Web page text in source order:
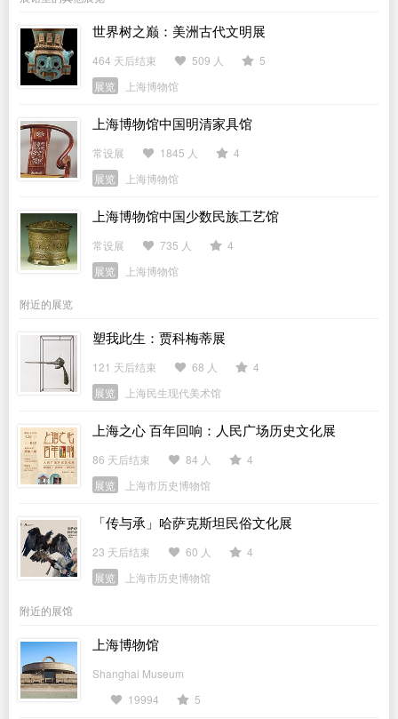
世界树之巅：美洲古代文明展
464 天后结束 509 人
5
展览
上海博物馆
上海博物馆中国明清家具馆
常设展 1845 人
4
展览
上海博物馆
上海博物馆中国少数民族工艺馆
常设展 735 人
4
展览
上海博物馆
附近的展览
塑我此生：贾科梅蒂展
121 天后结束 68 人
4
展览
上海民生现代美术馆
上海之心 百年回响：人民广场历史文化展
86 天后结束 84 人
4
展览
上海市历史博物馆
「传与承」哈萨克斯坦民俗文化展
23 天后结束 60 人
4
展览
上海市历史博物馆
附近的展馆
上海博物馆
Shanghai Museum
19994
5